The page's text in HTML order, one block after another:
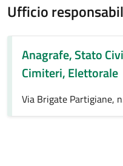
Ufficio
Anagrafe, Stato
Cimiteri, Elettorale
Via Brigate Partigiane,